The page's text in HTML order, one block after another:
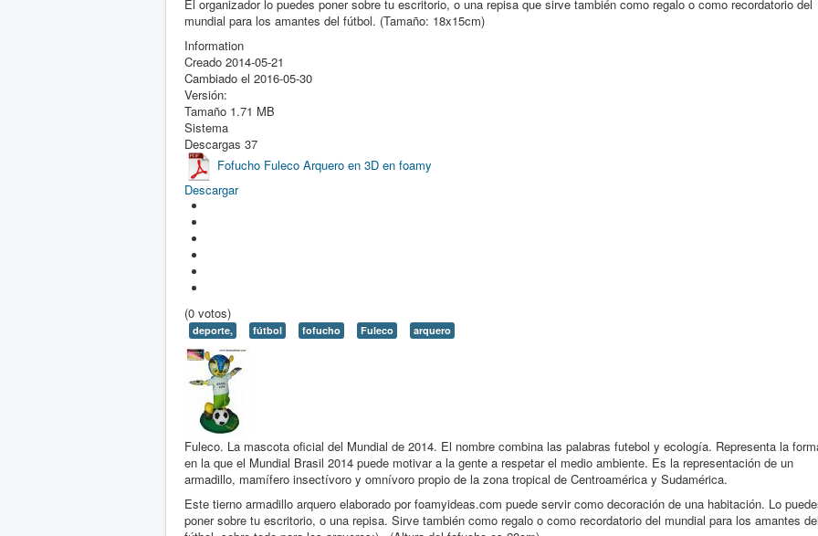
El organizador lo puedes poner sobre tu escritorio, o una repisa que sirve también como regalo o como recordatorio del
mundial para los amantes del fútbol. (Tamaño: 18x15cm)
Information
Creado 2014-05-21
Cambiado el 2016-05-30
Versión:
Tamaño 1.71 MB
Sistema
Descargas 37
Fofucho Fuleco Arquero en 3D en foamy
Descargar
(0 votos)
deporte, fútbol fofucho Fuleco arquero
Fuleco. La mascota oficial del Mundial de 2014. El nombre combina las palabras futebol y ecología. Representa la
en la que el Mundial Brasil 2014 puede motivar a la gente a respetar el medio ambiente. Es la representación de un
armadillo, mamífero insectívoro y omnívoro propio de la zona tropical de Centroamérica y Sudamérica.
Este tierno armadillo arquero elaborado por foamyideas.com puede servir como decoración de una habitación. Lo
poner sobre tu escritorio, o una repisa. Sirve también como regalo o como recordatorio del mundial para los amantes